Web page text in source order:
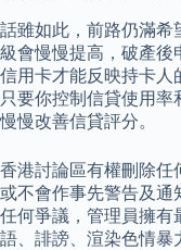
話雖如此，前路仍滿希
級會慢慢提高，破產後
信用卡才能反映持卡人
只要你控制信貸使用
慢慢改善信貸評分。
香港討論區有權刪除任
或不會作事先警告及通
任何爭議，管理員擁有
語、誹謗、渲染色情暴